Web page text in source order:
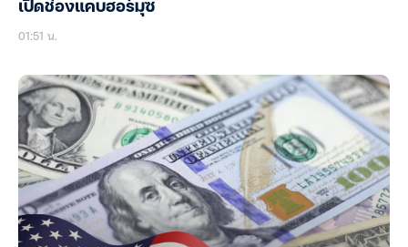
เปิดช่องแคบฮอร์มุซ
01:51 น.